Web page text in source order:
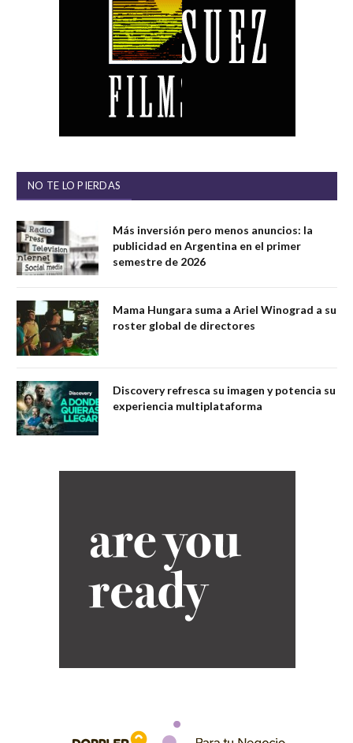
NO TE LO PIERDAS
Más inversión pero menos anuncios: la
publicidad en Argentina en el primer
semestre de 2026
Mama Hungara suma a Ariel Winograd a su
roster global de directores
Discovery refresca su imagen y potencia su
experiencia multiplataforma